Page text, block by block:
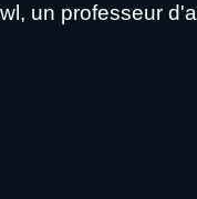
un professeur